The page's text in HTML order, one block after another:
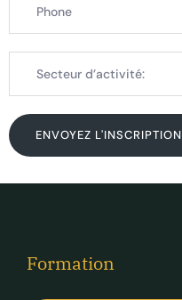
ENVOYEZ L'INSCRIPTION
Formation